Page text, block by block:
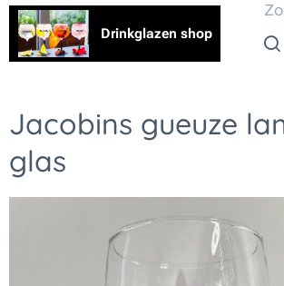
Drinkglazen shop
Jacobins gueuze
glas